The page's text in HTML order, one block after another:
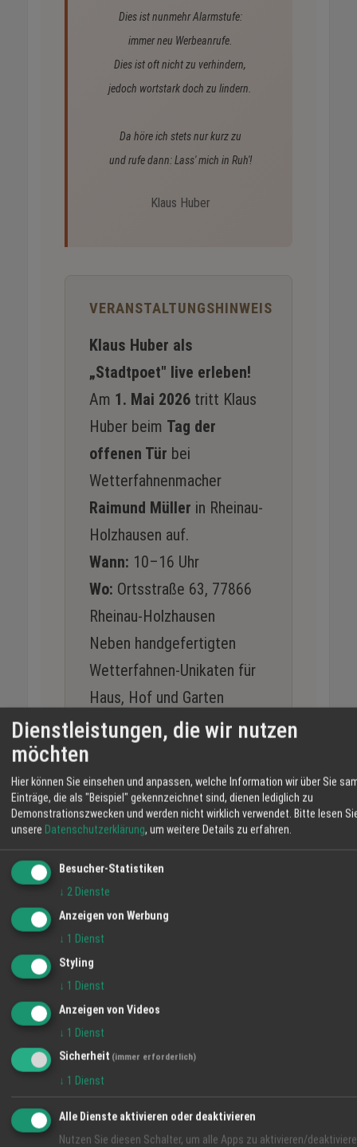
Dies ist nunmehr Alarmstufe:
immer neu Werbeanrufe.
Dies ist oft nicht zu verhindern,
jedoch wortstark doch zu lindern.
Da höre ich stets nur kurz zu
und rufe dann: Lass' mich in Ruh'!
Klaus Huber
VERANSTALTUNGSHINWEIS
Klaus Huber als
„Stadtpoet" live erleben!
Am 1. Mai 2026 tritt Klaus
Huber beim Tag der
offenen Tür bei
Wetterfahnenmacher
Raimund Müller in Rheinau-
Holzhausen auf.
Wann: 10–16 Uhr
Wo: Ortsstraße 63, 77866
Rheinau-Holzhausen
Neben handgefertigten
Wetterfahnen-Unikaten für
Haus, Hof und Garten
erwartet die Besucher Lyrik
seltene Gelegenheit, den
Dichter persönlich zu
erleben.
· · ·
ÜBER DEN AUTOR
freier Autor. Als „Klaus vom
Dachsbuckel" verbindet er in
Dienstleistungen, die wir nutzen
möchten
Hier können Sie einsehen und anpassen, welche Information wir über Sie
Einträge, die als "Beispiel" gekennzeichnet sind, dienen lediglich zu
Demonstrationszwecken und werden nicht wirklich verwendet. Bitte lesen
unsere Datenschutzerklärung, um weitere Details zu erfahren.
Besucher-Statistiken
↓ 2 Dienste
Anzeigen von Werbung
↓ 1 Dienst
Styling
↓ 1 Dienst
Anzeigen von Videos
↓ 1 Dienst
Sicherheit (immer erforderlich)
↓ 1 Dienst
Alle Dienste aktivieren oder deaktivieren
Nutzen Sie diesen Schalter, um alle Apps zu aktivieren/